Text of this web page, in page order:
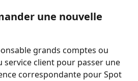
une nouvelle
grands comptes ou
service client pour passer une
correspondante pour Spot